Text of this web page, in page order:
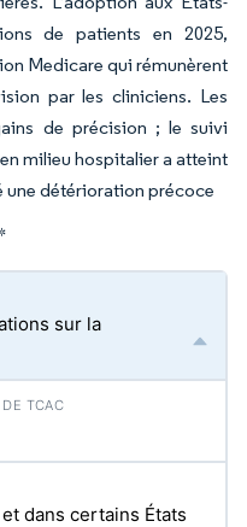
de patients en 2025,
Medicare qui rémunèrent
par les cliniciens. Les
de précision ; le suivi
milieu hospitalier a atteint
une détérioration précoce
sur la
dans certains États